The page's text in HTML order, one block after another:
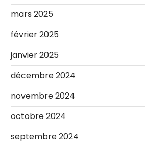
mars 2025
février 2025
janvier 2025
décembre 2024
novembre 2024
octobre 2024
septembre 2024